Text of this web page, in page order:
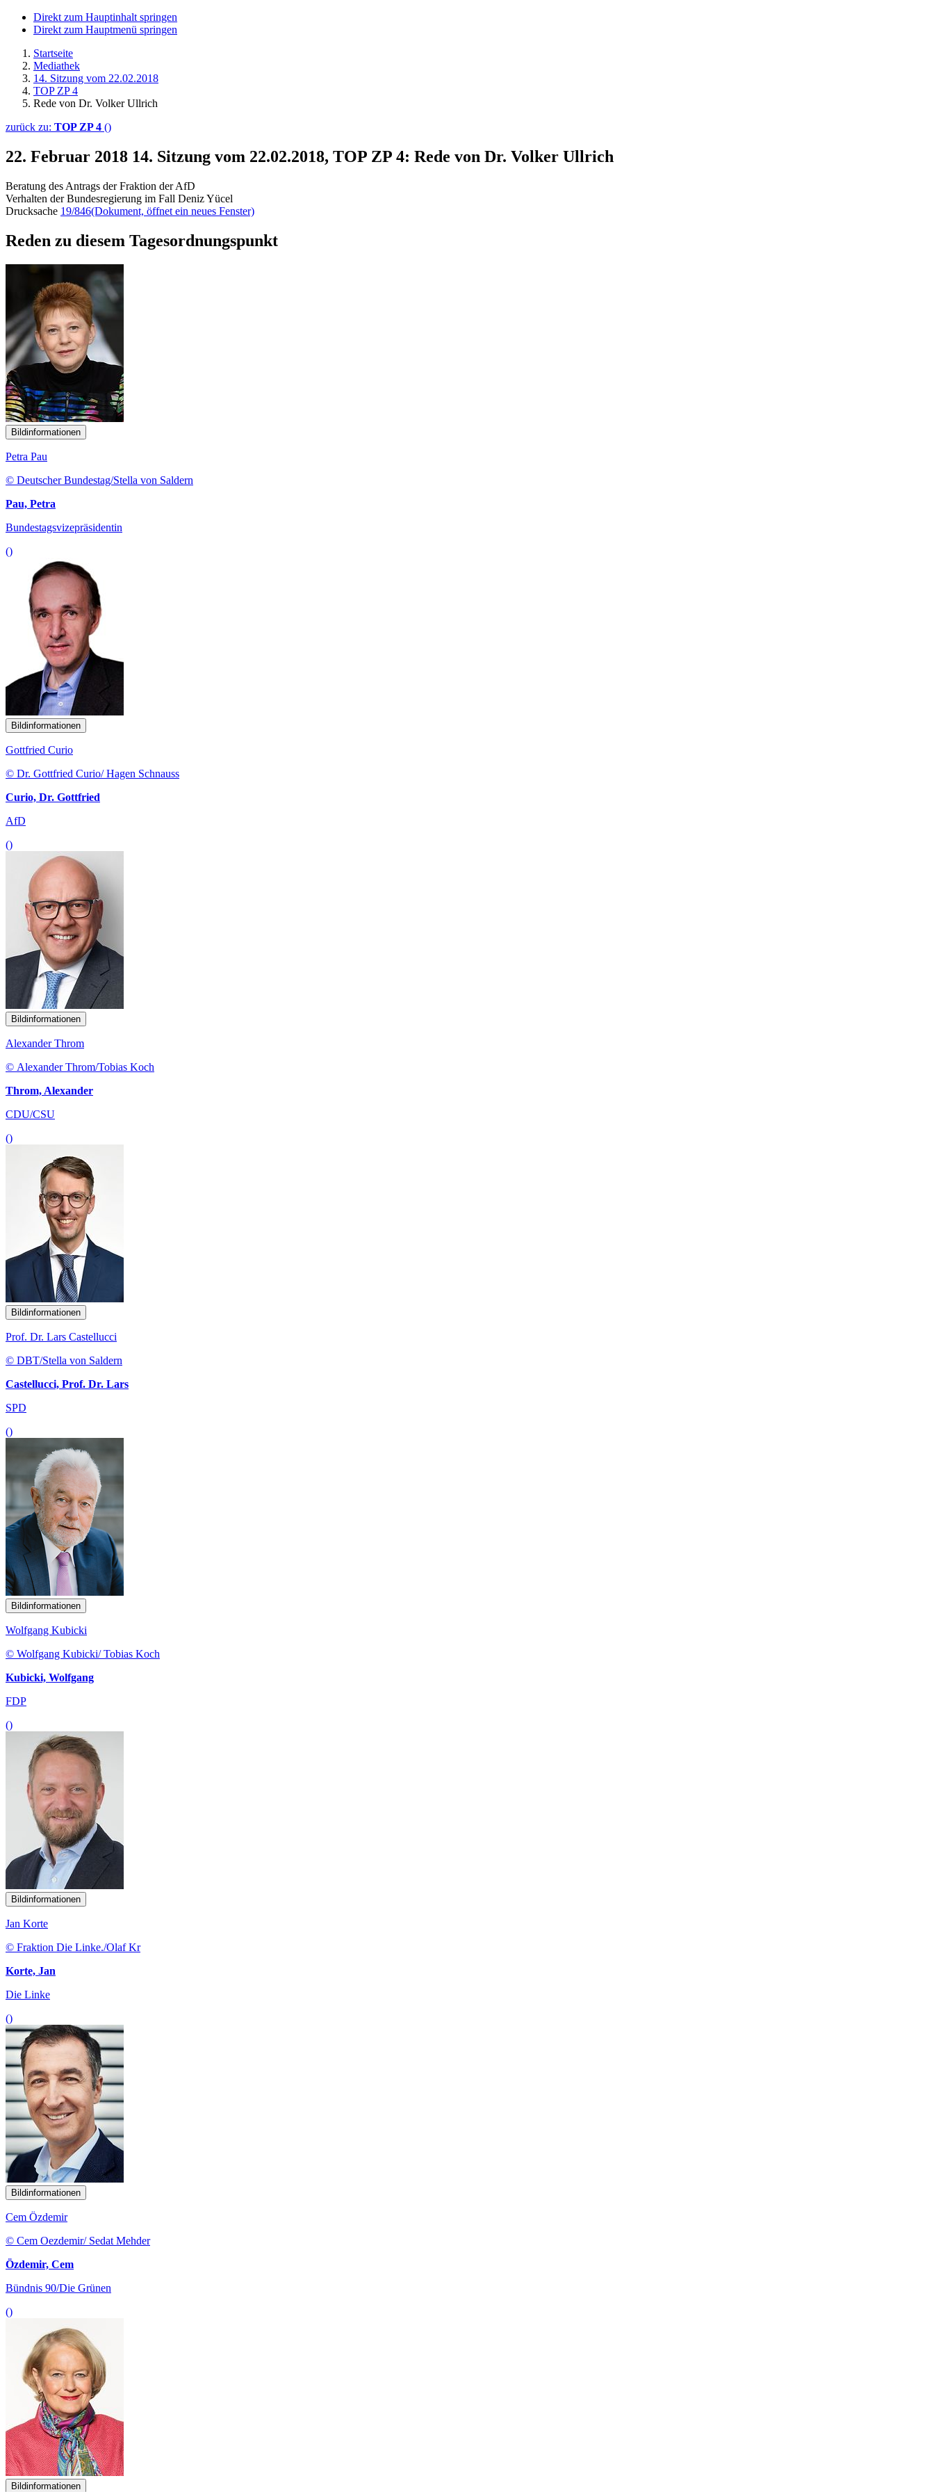
Direkt zum Hauptinhalt springen
Direkt zum Hauptmenü springen
Startseite
Mediathek
14. Sitzung vom 22.02.2018
TOP ZP 4
Rede von Dr. Volker Ullrich
zurück zu: TOP ZP 4 ()
22. Februar 2018 14. Sitzung vom 22.02.2018, TOP ZP 4: Rede von Dr. Volker Ullrich
Beratung des Antrags der Fraktion der AfD
Verhalten der Bundesregierung im Fall Deniz Yücel
Drucksache 19/846(Dokument, öffnet ein neues Fenster)
Reden zu diesem Tagesordnungspunkt
Bildinformationen
Petra Pau
© Deutscher Bundestag/Stella von Saldern
Pau, Petra
Bundestagsvizepräsidentin
()
Bildinformationen
Gottfried Curio
© Dr. Gottfried Curio/ Hagen Schnauss
Curio, Dr. Gottfried
AfD
()
Bildinformationen
Alexander Throm
© Alexander Throm/Tobias Koch
Throm, Alexander
CDU/CSU
()
Bildinformationen
Prof. Dr. Lars Castellucci
© DBT/Stella von Saldern
Castellucci, Prof. Dr. Lars
SPD
()
Bildinformationen
Wolfgang Kubicki
© Wolfgang Kubicki/ Tobias Koch
Kubicki, Wolfgang
FDP
()
Bildinformationen
Jan Korte
© Fraktion Die Linke./Olaf Kr
Korte, Jan
Die Linke
()
Bildinformationen
Cem Özdemir
© Cem Oezdemir/ Sedat Mehder
Özdemir, Cem
Bündnis 90/Die Grünen
()
Bildinformationen